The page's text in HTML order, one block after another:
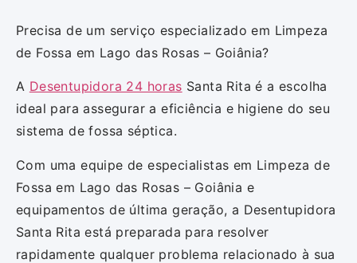
Precisa de um serviço especializado em Limpeza
de Fossa em Lago das Rosas – Goiânia?
A Desentupidora 24 horas Santa Rita é a escolha
ideal para assegurar a eficiência e higiene do seu
sistema de fossa séptica.
Com uma equipe de especialistas em Limpeza de
Fossa em Lago das Rosas – Goiânia e
equipamentos de última geração, a Desentupidora
Santa Rita está preparada para resolver
rapidamente qualquer problema relacionado à sua